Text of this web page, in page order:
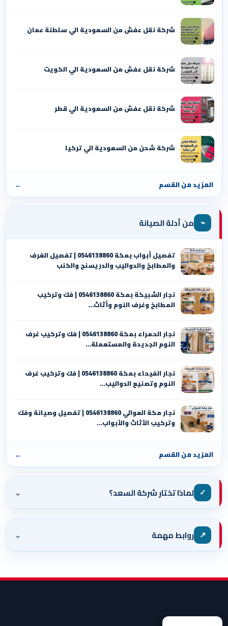
شركة نقل عفش من السعودية الي سلطنة عمان
شركة نقل عفش من السعودية الي الكويت
شركة نقل عفش من السعودية الي قطر
شركة شحن من السعودية الي تركيا
المزيد من القسم ←
⌁ من أدلة الصيانة
تفصيل أبواب بمكة 0546138860 | تفصيل الغرف
والمطابخ والدواليب والدريسنج والكنب
نجار الشبيكة بمكة 0546138860⁩ | فك وتركيب
المطابخ وغرف النوم وأثاث…
نجار الحمراء بمكة 0546138860⁩ | فك وتركيب غرف
النوم الجديدة والمستعملة…
نجار الفيحاء بمكة 0546138860⁩ | فك وتركيب غرف
النوم وتصنيع الدواليب…
نجار مكة العوالي 0546138860⁩ | تفصيل وصيانة وفك
وتركيب الأثاث والأبواب…
المزيد من القسم ←
✓ لماذا تختار شركة السعد؟ ⌄
↗ روابط مهمة ⌄